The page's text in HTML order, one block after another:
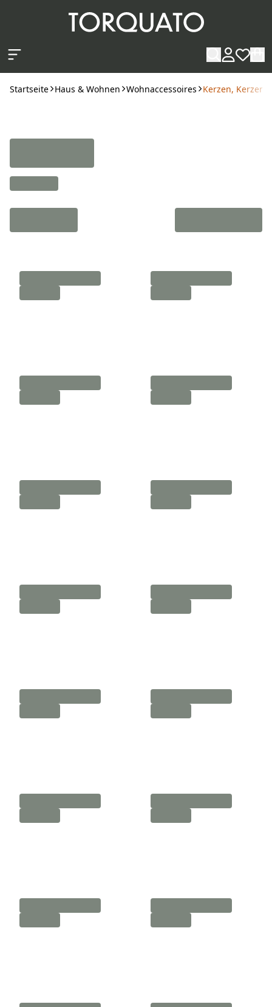
Startseite Haus & Wohnen Wohnaccessoires Kerzen,